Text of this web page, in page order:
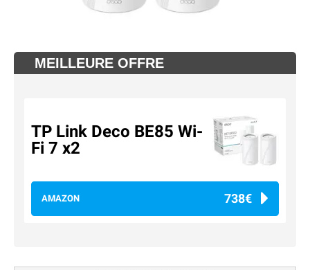
MEILLEURE OFFRE
TP Link Deco BE85 Wi-
Fi 7 x2
AMAZON 738€